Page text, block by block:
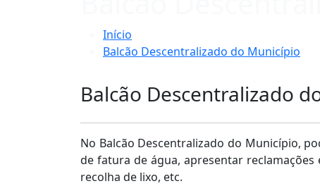
Início
Balcão Descentralizado do Município
Balcão Descentralizado
No Balcão Descentralizado do Município,
de fatura de água, apresentar
recolha de lixo, etc.